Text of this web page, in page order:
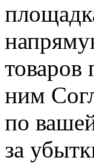
товаров
ним
по
за